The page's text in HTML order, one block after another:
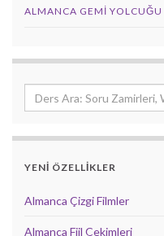
ALMANCA GEMI YOLCUĞU
YENİ ÖZELLİKLER
Almanca Çizgi Filmler
Almanca Fiil Çekimleri